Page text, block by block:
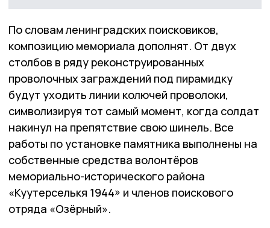
По словам ленинградских поисковиков,
композицию мемориала дополнят. От двух
столбов в ряду реконструированных
проволочных заграждений под пирамидку
будут уходить линии колючей проволоки,
символизируя тот самый момент, когда солдат
накинул на препятствие свою шинель. Все
работы по установке памятника выполнены на
собственные средства волонтёров
мемориально-исторического района
«Куутерселькя 1944» и членов поискового
отряда «Озёрный».